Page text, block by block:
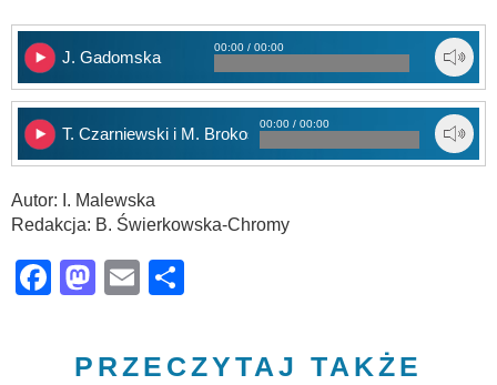
J. Gadomska
00:00 / 00:00
T. Czarniewski i M. Brokos
00:00 / 00:00
Autor: I. Malewska
Redakcja: B. Świerkowska-Chromy
Facebook
Mastodon
Email
PRZECZYTAJ TAKŻE